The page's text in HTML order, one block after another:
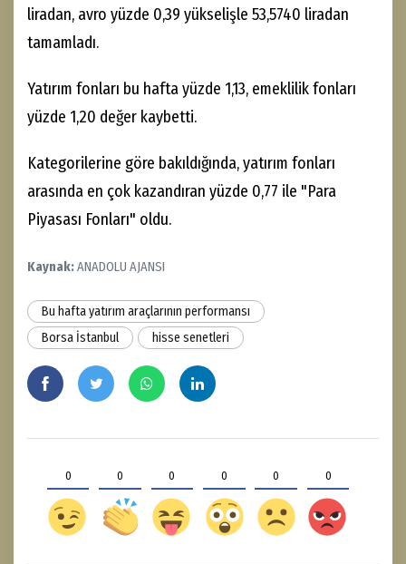
liradan, avro yüzde 0,39 yükselişle 53,5740 liradan
tamamladı.
Yatırım fonları bu hafta yüzde 1,13, emeklilik fonları
yüzde 1,20 değer kaybetti.
Kategorilerine göre bakıldığında, yatırım fonları
arasında en çok kazandıran yüzde 0,77 ile "Para
Piyasası Fonları" oldu.
Kaynak:ANADOLU AJANSI
Bu hafta yatırım araçlarının performansı
Borsa İstanbul
hisse senetleri
0 0 0 0 0 0